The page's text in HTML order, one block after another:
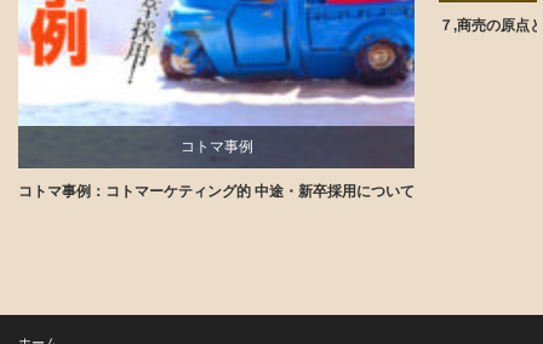
コトマ事例
講師ブログ
コトマ事例：コトマーケティング的 中途・新卒採用について
７,商売の原点